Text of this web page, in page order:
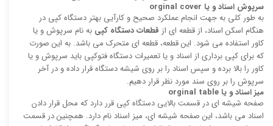
سرپوش اسناد و یا orginal cover
به طور کلی به جهت انجام عملکرد صحیح و کارآیی بهتر دستگاه کپی در
هنگام اسکن اسناد، از قطعه ای از قطعات دستگاه کپی به نام سرپوش و یا
کاور استفاده می شود. این قطعه، قطعه ای متحرک می باشد. به این صورت
که برای کپی برداری از اسناد و یا تعمیرات دستگاه فتوکپی باید سرپوش و یا
کاور را بالا برده و سپس اسناد را بر روی شیشه دستگاه قرار داده و در آخر
سرپوش را بر روی سند مورد نظر قرار دهیم.
میز اسناد و یا orginal table
صفحه شیشه ای در قسمت بالایی دستگاه کپی قرر دارد که محل قرار دادن
اسناد می باشد، این صفحه شیشه ای، میز اسناد نام دارد. همچنین در قسمت